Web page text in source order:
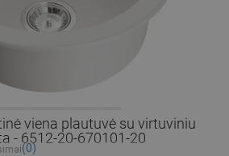
viena plautuvė su virtuviniu
- 6512-20-670101-20
(0)